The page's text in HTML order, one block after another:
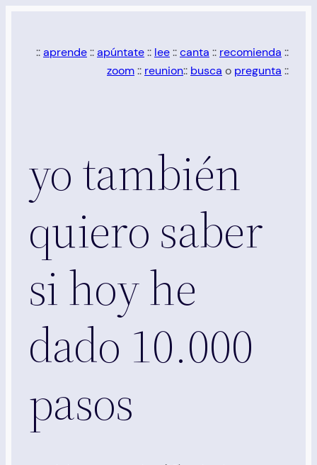
contenido
::aprende::apúntate:: lee::canta :: recomienda ::
zoom:: reunion:: busca o pregunta ::
yo también
quiero saber
si hoy he
dado 10.000
pasos